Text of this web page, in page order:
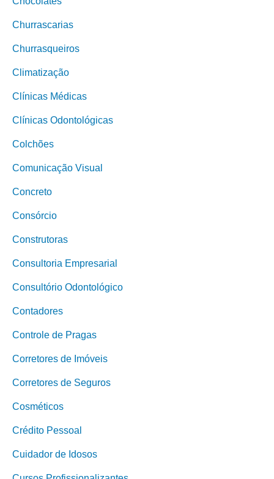
Churrascarias
Churrasqueiros
Climatização
Clínicas Médicas
Clínicas Odontológicas
Colchões
Comunicação Visual
Concreto
Consórcio
Construtoras
Consultoria Empresarial
Consultório Odontológico
Contadores
Controle de Pragas
Corretores de Imóveis
Corretores de Seguros
Cosméticos
Crédito Pessoal
Cuidador de Idosos